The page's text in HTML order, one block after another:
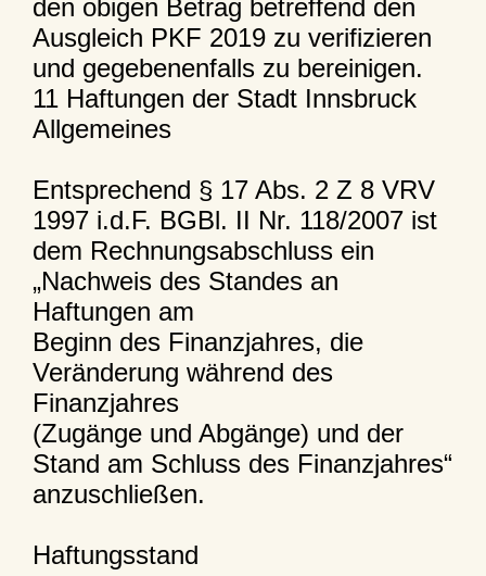
den obigen Betrag betreffend den
Ausgleich PKF 2019 zu verifizieren
und gegebenenfalls zu bereinigen.
11 Haftungen der Stadt Innsbruck
Allgemeines
Entsprechend § 17 Abs. 2 Z 8 VRV
1997 i.d.F. BGBl. II Nr. 118/2007 ist
dem Rechnungsabschluss ein
„Nachweis des Standes an
Haftungen am
Beginn des Finanzjahres, die
Veränderung während des
Finanzjahres
(Zugänge und Abgänge) und der
Stand am Schluss des Finanzjahres“
anzuschließen.
Haftungsstand